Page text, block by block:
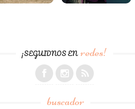
¡SEGUIDNOS ENredes!
buscador